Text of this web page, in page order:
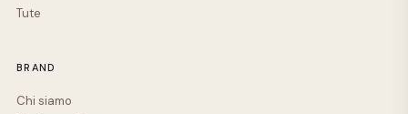
Tute
BRAND
Chi siamo